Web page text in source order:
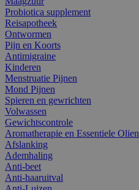
Probiotica supplement
Reisapotheek
Ontwormen
Pijn en Koorts
Antimigraine
Kinderen
Menstruatie Pijnen
Mond Pijnen
Spieren en gewrichten
Volwassen
Gewichtscontrole
Aromatherapie en Essentiele Olien
Afslanking
Ademhaling
Anti-beet
Anti-haaruitval